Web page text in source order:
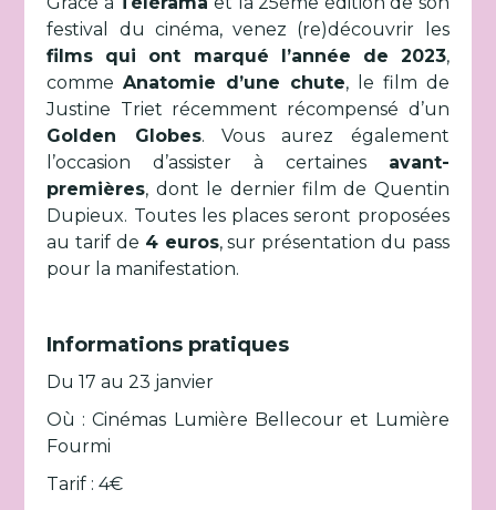
festival du cinéma, venez (re)découvrir les
films qui ont marqué l’année de 2023,
commeAnatomie d’une chute, le film de
Justine Triet récemment récompensé d’un
Golden Globes. Vous aurez également
l’occasion d’assister à certaines avant-
premières, dont le dernier film de Quentin
Dupieux. Toutes les places seront proposées
au tarif de 4 euros, sur présentation du pass
pour la manifestation.
Informations pratiques
Du 17 au 23 janvier
Où : Cinémas Lumière Bellecour et Lumière
Fourmi
Tarif : 4€